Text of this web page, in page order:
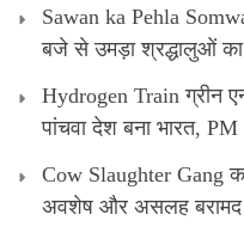
Sawan ka Pehla
बजे से उमड़ा श्रद्धालुओं
Hydrogen Train ग्रीन
पांचवा देश बना भारत,
Cow Slaughter Gang
अवशेष और असलह बरामद